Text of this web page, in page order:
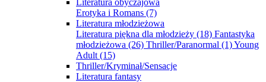
Literatura obyczajowa
Erotyka i Romans (7)
Literatura młodzieżowa
Literatura piękna dla młodzieży (18) Fantastyka
młodzieżowa (26) Thriller/Paranormal (1)Young
Adult (15)
Thriller/Kryminał/Sensacje
Literatura fantasy